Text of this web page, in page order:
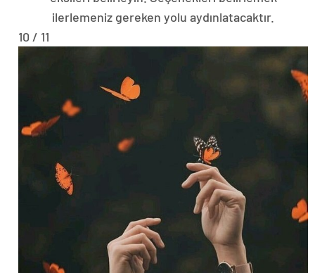
ilerlemeniz gereken yolu aydınlatacaktır.
10 / 11